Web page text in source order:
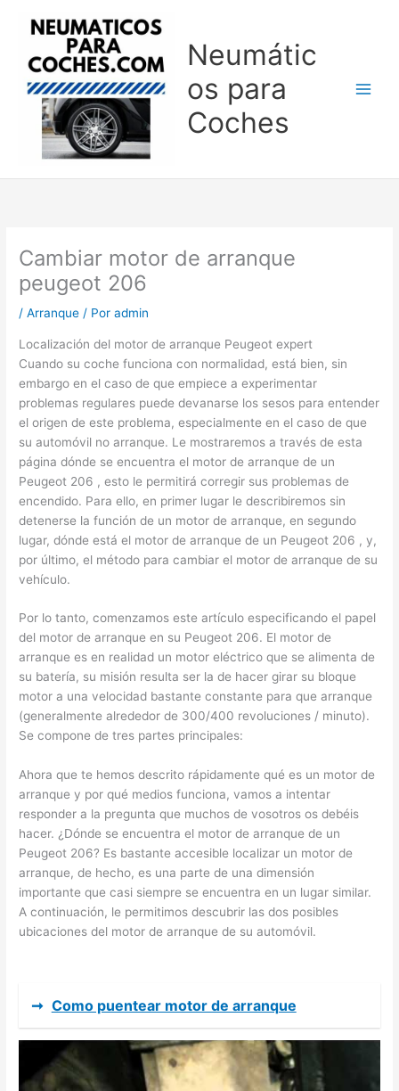
Neumátic
os para
Coches
Cambiar motor de arranque
peugeot 206
/Arranque / Poradmin
Localización del motor de arranque Peugeot expert
Cuando su coche funciona con normalidad, está bien, sin
embargo en el caso de que empiece a experimentar
problemas regulares puede devanarse los sesos para entender
el origen de este problema, especialmente en el caso de que
su automóvil no arranque. Le mostraremos a través de esta
página dónde se encuentra el motor de arranque de un
Peugeot 206 , esto le permitirá corregir sus problemas de
encendido. Para ello, en primer lugar le describiremos sin
detenerse la función de un motor de arranque, en segundo
lugar, dónde está el motor de arranque de un Peugeot 206 , y,
por último, el método para cambiar el motor de arranque de su
vehículo.
Por lo tanto, comenzamos este artículo especificando el papel
del motor de arranque en su Peugeot 206. El motor de
arranque es en realidad un motor eléctrico que se alimenta de
su batería, su misión resulta ser la de hacer girar su bloque
motor a una velocidad bastante constante para que arranque
(generalmente alrededor de 300/400 revoluciones / minuto).
Se compone de tres partes principales:
Ahora que te hemos descrito rápidamente qué es un motor de
arranque y por qué medios funciona, vamos a intentar
responder a la pregunta que muchos de vosotros os debéis
hacer. ¿Dónde se encuentra el motor de arranque de un
Peugeot 206? Es bastante accesible localizar un motor de
arranque, de hecho, es una parte de una dimensión
importante que casi siempre se encuentra en un lugar similar.
A continuación, le permitimos descubrir las dos posibles
ubicaciones del motor de arranque de su automóvil.
➞ Como puentear motor de arranque